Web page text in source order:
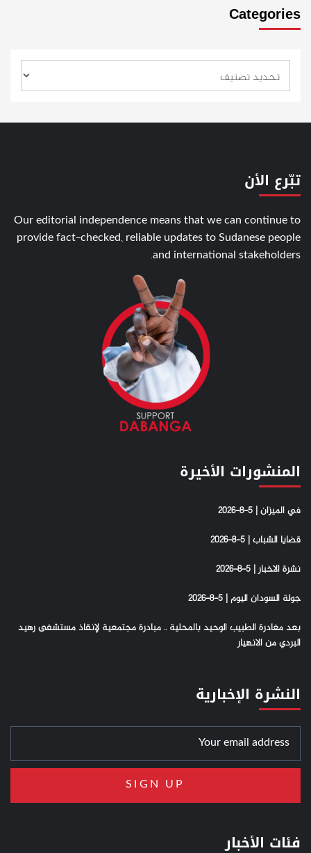
Categories
تبّرع الأن
Our editorial independence means that we can continue to
provide fact-checked, reliable updates to Sudanese people
and international stakeholders.
المنشورات الأخيرة
في الميزان | 5-8-2026
قضايا الشباب | 5-8-2026
نشرة الاخبار | 5-8-2026
جولة السودان اليوم | 5-8-2026
بعد مغادرة الطبيب الوحيد بالمحلية .. مبادرة مجتمعية لإنقاذ مستشفى رهيد
البردي من الانهيار
النشرة الإخبارية
فئات الأخبار